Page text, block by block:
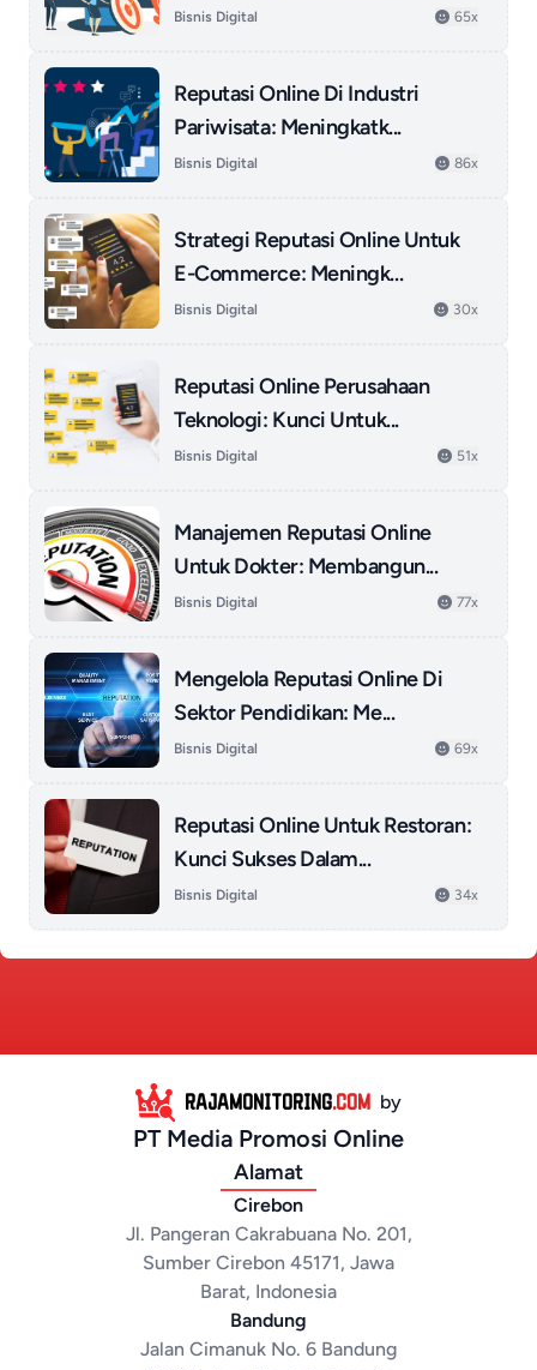
Bisnis Digital 65x
Reputasi Online Di Industri
Pariwisata: Meningkatk...
Bisnis Digital 86x
Strategi Reputasi Online Untuk
E-Commerce: Meningk...
Bisnis Digital 30x
Reputasi Online Perusahaan
Teknologi: Kunci Untuk...
Bisnis Digital 51x
Manajemen Reputasi Online
Untuk Dokter: Membangun...
Bisnis Digital 77x
Mengelola Reputasi Online Di
Sektor Pendidikan: Me...
Bisnis Digital 69x
Reputasi Online Untuk Restoran:
Kunci Sukses Dalam...
Bisnis Digital 34x
RAJAMONITORING.COM by
PT Media Promosi Online
Alamat
Cirebon
Jl. Pangeran Cakrabuana No. 201,
Sumber Cirebon 45171, Jawa
Barat, Indonesia
Bandung
Jalan Cimanuk No. 6 Bandung